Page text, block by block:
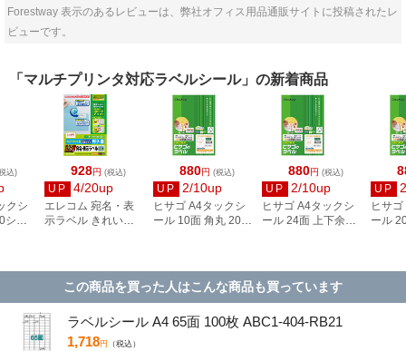
Forestway 表示のあるレビューは、弊社オフィス用品通販サイトに投稿されたレ
ビューです。
「マルチプリンタ対応ラベルシール」の新着商品
928円 (税込)
UP 4/20up
エレコム 宛名・表
示ラベル きれい貼
880円 (税込)
UP 2/10up
ヒサゴ A4タックシ
ール 10面 角丸 20シ
880円 (税込)
UP 2/10up
ヒサゴ A4タックシ
ール 24面 上下余白
UP
ヒサ
ール
込)
クシ
シー
この商品を買った人はこんな商品も買っています
ラベルシール A4 65面 100枚 ABC1-404-RB21
1,718円 （税込）